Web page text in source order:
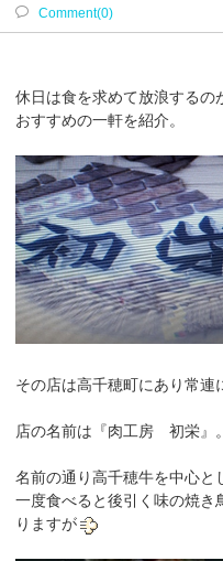
Comment(0)
休日は食を求めて放浪するの
おすすめの一軒を紹介。
その店は高千穂町にあり常連
店の名前は『肉工房 初栄』。
名前の通り高千穂牛を中心と
一度食べると後引く味の焼
りますが